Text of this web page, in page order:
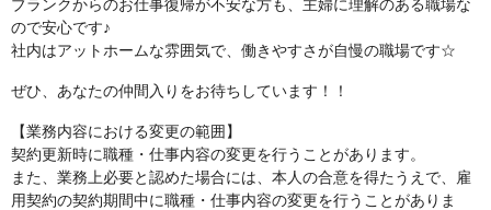
ブランクからのお仕事復帰が不安な方も、主婦に理解のある職場な
ので安心です♪
社内はアットホームな雰囲気で、働きやすさが自慢の職場です☆
ぜひ、あなたの仲間入りをお待ちしています！！
【業務内容における変更の範囲】
契約更新時に職種・仕事内容の変更を行うことがあります。
また、業務上必要と認めた場合には、本人の合意を得たうえで、雇
用契約の契約期間中に職種・仕事内容の変更を行うことがありま